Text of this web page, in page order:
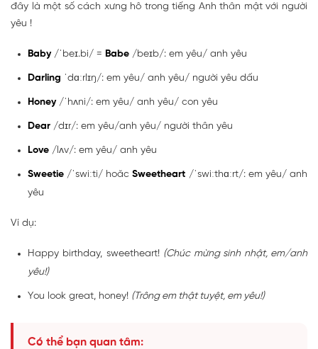
đây là một số cách xưng hô trong tiếng Anh thân mật với người
yêu !
Baby/ˈbeɪ.bi/ = Babe /beɪb/: em yêu/ anh yêu
Darling ˈdɑːrlɪŋ/: em yêu/ anh yêu/ người yêu dấu
Honey/ˈhʌni/: em yêu/ anh yêu/ con yêu
Dear /dɪr/: em yêu/anh yêu/ người thân yêu
Love /lʌv/: em yêu/ anh yêu
Sweetie /ˈswiːti/ hoăcSweetheart /ˈswiːthɑːrt/: em yêu/ anh
yêu
Ví dụ:
Happy birthday, sweetheart! (Chúc mừng sinh nhật, em/anh
yêu!)
You look great, honey! (Trông em thật tuyệt, em yêu!)
Có thể bạn quan tâm: